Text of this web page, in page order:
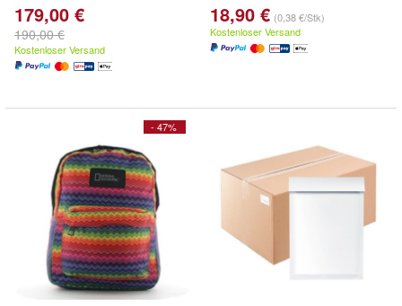
179,00 €
190,00 €
Kostenloser Versand
18,90 € (0,38 €/Stk)
Kostenloser Versand
- 47%